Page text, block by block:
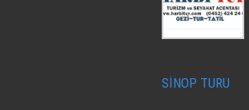
SİNOP TURU